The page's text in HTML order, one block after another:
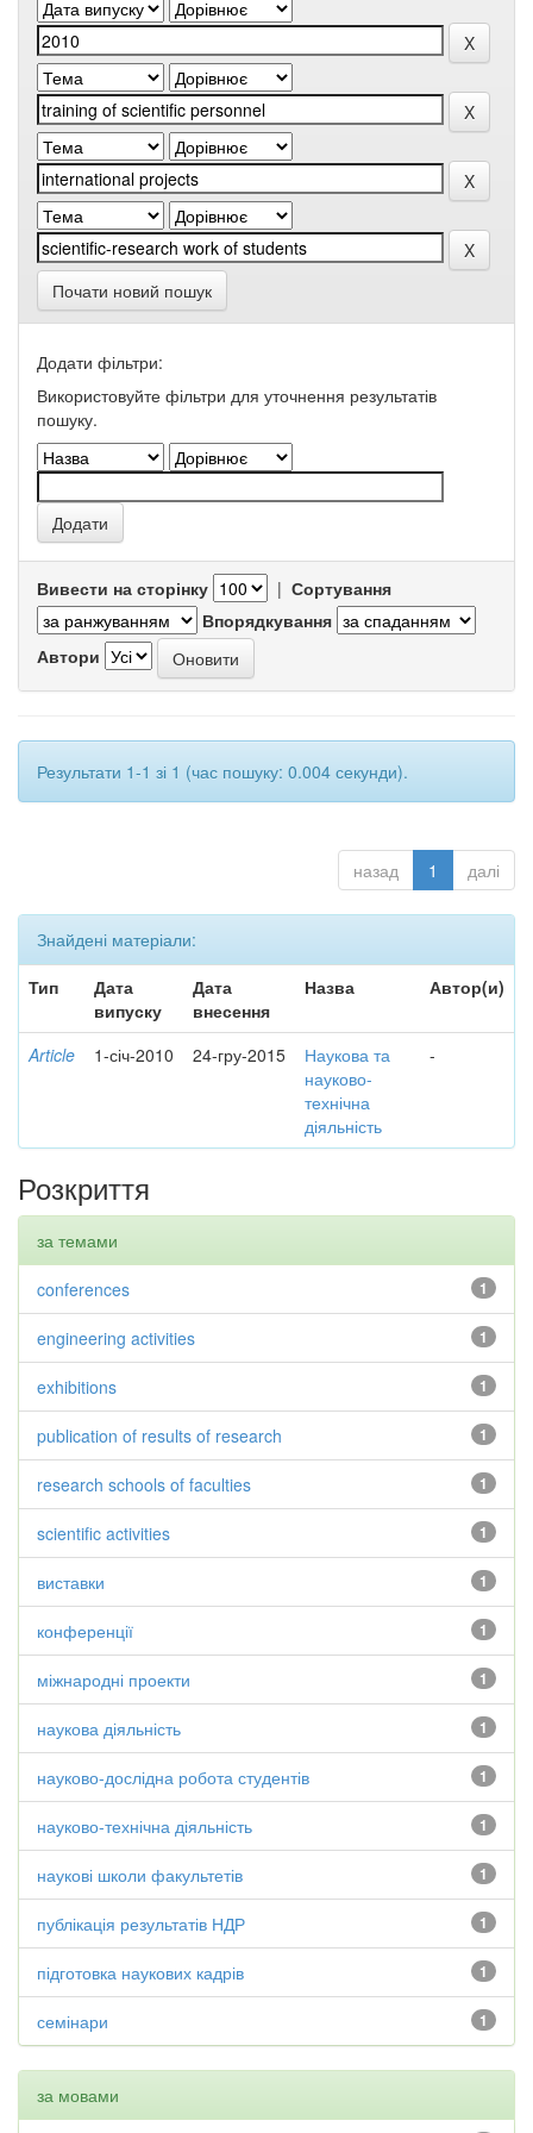
Почати новий пошук
Додати фільтри:
Використовуйте фільтри для уточнення результатів
пошуку.
Вивести на сторінку | Сортування
Впорядкування
Автори
Результати 1-1 зі 1 (час пошуку: 0.004 секунди).
назад 1 далі
Знайдені матеріали:
Тип
Дата
випуску
Дата
внесення
Назва Автор(и)
Article 1-січ-2010 24-гру-2015
Наукова та
науково-
технічна
діяльність
-
Розкриття
за темами
1
conferences
1
engineering activities
1
exhibitions
1
publication of results of research
1
research schools of faculties
1
scientific activities
1
виставки
1
конференції
1
міжнародні проекти
1
наукова діяльність
1
науково-дослідна робота студентів
1
науково-технічна діяльність
1
наукові школи факультетів
1
публікація результатів НДР
1
підготовка наукових кадрів
1
семінари
за мовами